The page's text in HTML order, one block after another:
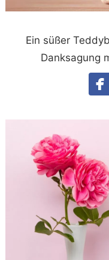
Ein süßer
Danksagung